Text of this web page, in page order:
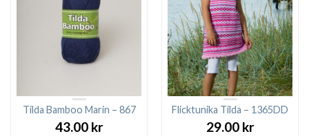
Tilda Bamboo Marin – 867
43.00 kr
Flicktunika Tilda – 1365DD
29.00 kr